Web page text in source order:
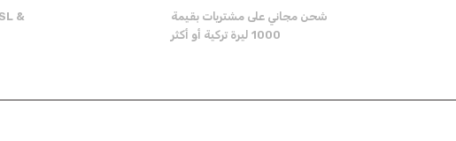
to this product.
شحن مجاني على مشتريات بقيمة
1000 ليرة تركية أو أكثر